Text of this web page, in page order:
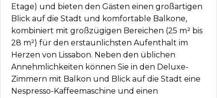
Etage) und bieten den Gästen einen großartigen
Blick auf die Stadt und komfortable Balkone,
kombiniert mit großzügigen Bereichen (25 m² bis
28 m²) für den erstaunlichsten Aufenthalt im
Herzen von Lissabon. Neben den üblichen
Annehmlichkeiten können Sie in den Deluxe-
Zimmern mit Balkon und Blick auf die Stadt eine
Nespresso-Kaffeemaschine und einen